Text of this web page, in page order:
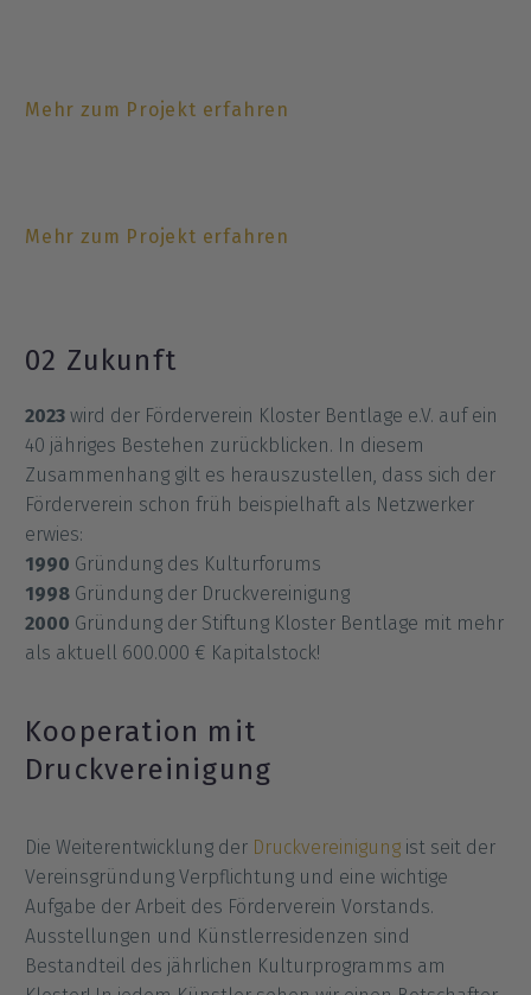
Mehr zum Projekt erfahren
Mehr zum Projekt erfahren
02 Zukunft
2023 wird der Förderverein Kloster Bentlage e.V. auf ein
40 jähriges Bestehen zurückblicken. In diesem
Zusammenhang gilt es herauszustellen, dass sich der
Förderverein schon früh beispielhaft als Netzwerker
erwies:
1990 Gründung des Kulturforums
1998 Gründung der Druckvereinigung
2000 Gründung der Stiftung Kloster Bentlage mit mehr
als aktuell 600.000 € Kapitalstock!
Kooperation mit
Druckvereinigung
Die Weiterentwicklung der Druckvereinigung ist seit der
Vereinsgründung Verpflichtung und eine wichtige
Aufgabe der Arbeit des Förderverein Vorstands.
Ausstellungen und Künstlerresidenzen sind
Bestandteil des jährlichen Kulturprogramms am